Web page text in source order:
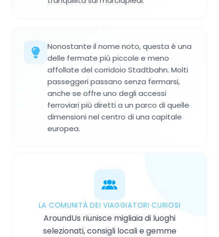
Nonostante il nome noto, questa è una
delle fermate più piccole e meno
affollate del corridoio Stadtbahn. Molti
passeggeri passano senza fermarsi,
anche se offre uno degli accessi
ferroviari più diretti a un parco di quelle
dimensioni nel centro di una capitale
europea.
LA COMUNITÀ DEI VIAGGIATORI CURIOSI
AroundUs riunisce migliaia di luoghi
selezionati, consigli locali e gemme